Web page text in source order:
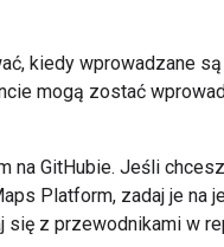
kiedy wprowadzane
mogą zostać
na GitHubie. Jeśli
Platform, zadaj je na
się z przewodnikami w